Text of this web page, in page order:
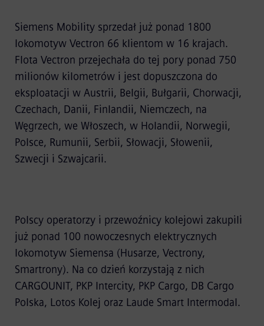
Siemens Mobility sprzedał już ponad 1800
lokomotyw Vectron 66 klientom w 16 krajach.
Flota Vectron przejechała do tej pory ponad 750
milionów kilometrów i jest dopuszczona do
eksploatacji w Austrii, Belgii, Bułgarii, Chorwacji,
Czechach, Danii, Finlandii, Niemczech, na
Węgrzech, we Włoszech, w Holandii, Norwegii,
Polsce, Rumunii, Serbii, Słowacji, Słowenii,
Szwecji i Szwajcarii.
Polscy operatorzy i przewoźnicy kolejowi zakupili
już ponad 100 nowoczesnych elektrycznych
lokomotyw Siemensa (Husarze, Vectrony,
Smartrony). Na co dzień korzystają z nich
CARGOUNIT, PKP Intercity, PKP Cargo, DB Cargo
Polska, Lotos Kolej oraz Laude Smart Intermodal.